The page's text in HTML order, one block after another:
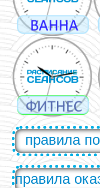
правила
правила